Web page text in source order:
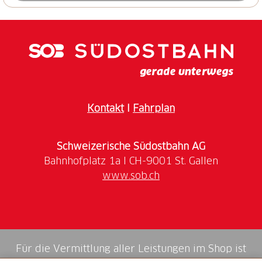
KontaktI Fahrplan
Schweizerische Südostbahn AG
www.sob.ch
Für die Vermittlung aller Leistungen im Shop ist